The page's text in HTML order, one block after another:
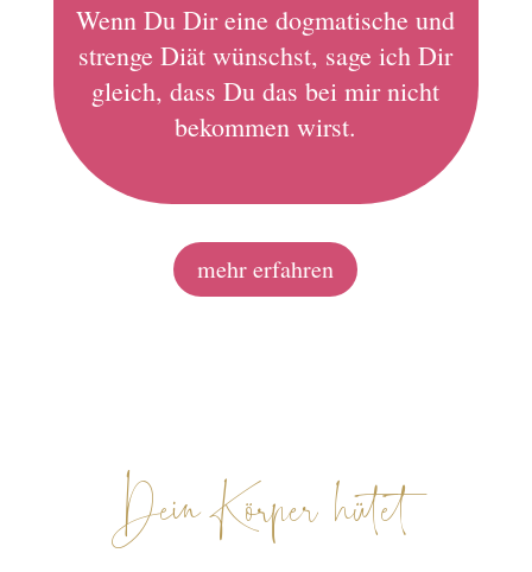
Wenn Du Dir eine dogmatische und
strenge Diät wünschst, sage ich Dir
gleich, dass Du das bei mir nicht
bekommen wirst.
mehr erfahren
Dein Körper hütet